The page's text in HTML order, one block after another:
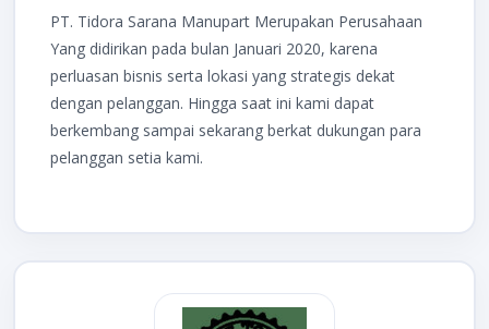
PT. Tidora Sarana Manupart Merupakan Perusahaan
Yang didirikan pada bulan Januari 2020, karena
perluasan bisnis serta lokasi yang strategis dekat
dengan pelanggan. Hingga saat ini kami dapat
berkembang sampai sekarang berkat dukungan para
pelanggan setia kami.